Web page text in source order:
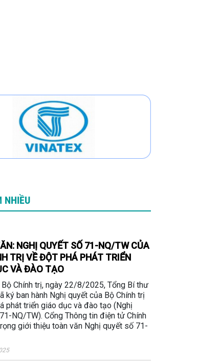
NHIỀU
NGHỊ QUYẾT SỐ 71-NQ/TW CỦA
TRỊ VỀ ĐỘT PHÁ PHÁT TRIỂN
VÀ ĐÀO TẠO
Chính trị, ngày 22/8/2025, Tổng Bí thư
ký ban hành Nghị quyết của Bộ Chính trị
phát triển giáo dục và đào tạo (Nghị
NQ/TW). Cổng Thông tin điện tử Chính
giới thiệu toàn văn Nghị quyết số 71-